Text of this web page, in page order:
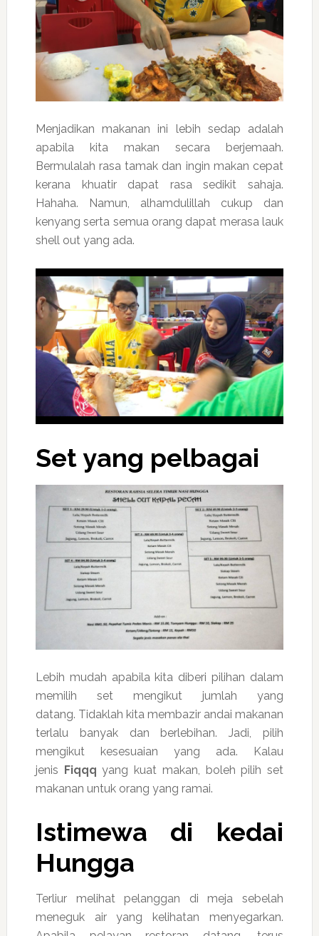
Menjadikan makanan ini lebih sedap adalah
apabila kita makan secara berjemaah.
Bermulalah rasa tamak dan ingin makan cepat
kerana khuatir dapat rasa sedikit sahaja.
Hahaha. Namun, alhamdulillah cukup dan
kenyang serta semua orang dapat merasa lauk
shell out yang ada.
Set yang pelbagai
Lebih mudah apabila kita diberi pilihan dalam
memilih set mengikut jumlah yang
datang. Tidaklah kita membazir andai makanan
terlalu banyak dan berlebihan. Jadi, pilih
mengikut kesesuaian yang ada. Kalau
jenis Fiqqq yang kuat makan, boleh pilih set
makanan untuk orang yang ramai.
Istimewa di kedai
Hungga
Terliur melihat pelanggan di meja sebelah
meneguk air yang kelihatan menyegarkan.